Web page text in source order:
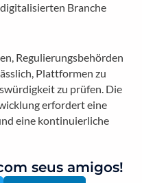
Branche
Regulierungsbehörden
Plattformen zu
zu prüfen. Die
erfordert eine
eine kontinuierliche
seus amigos!